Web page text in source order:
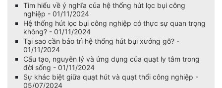
Tìm hiểu về ý nghĩa của hệ thống hút lọc bụi công
nghiệp - 01/11/2024
Hệ thống hút lọc bụi công nghiệp có thực sự quan trọng
không? - 01/11/2024
Tại sao cần bảo trì hệ thống hút bụi xưởng gỗ? -
01/11/2024
Cấu tạo, nguyên lý và ứng dụng của quạt ly tâm trong
đời sống - 01/11/2024
Sự khác biệt giữa quạt hút và quạt thổi công nghiệp -
05/07/2024